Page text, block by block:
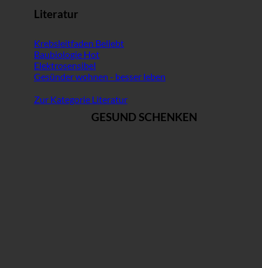
Literatur
Krebsleitfaden
Baubiologie
Elektrosensibel
Gesünder wohnen - besser leben
Zur Kategorie Literatur
GESUND SCHENKEN